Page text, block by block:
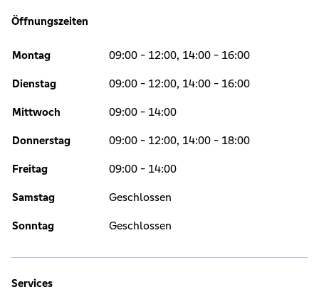
Öffnungszeiten
Montag 09:00 - 12:00, 14:00 - 16:00
Dienstag 09:00 - 12:00, 14:00 - 16:00
Mittwoch 09:00 - 14:00
Donnerstag 09:00 - 12:00, 14:00 - 18:00
Freitag 09:00 - 14:00
Samstag Geschlossen
Sonntag Geschlossen
Services